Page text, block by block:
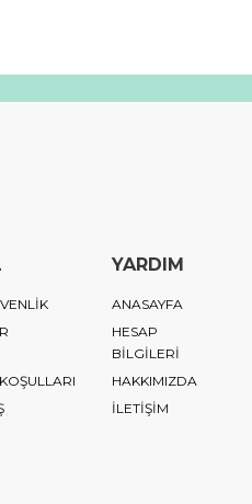
YARDIM
ANASAYFA
HESAP
BİLGİLERİ
HAKKIMIZDA
İLETİŞİM